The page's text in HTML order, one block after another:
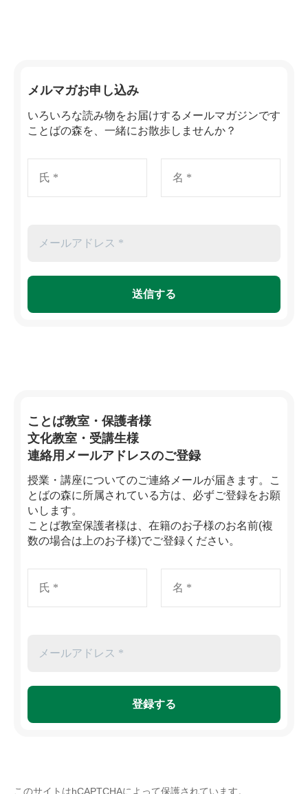
メルマガお申し込み
いろいろな読み物をお届けするメールマガジンです
ことばの森を、一緒にお散歩しませんか？
ことば教室・保護者様
文化教室・受講生様
連絡用メールアドレスのご登録
授業・講座についてのご連絡メールが届きます。こ
とばの森に所属されている方は、必ずご登録をお願
いします。
ことば教室保護者様は、在籍のお子様のお名前(複
数の場合は上のお子様)でご登録ください。
このサイトはhCAPTCHAによって保護されています。